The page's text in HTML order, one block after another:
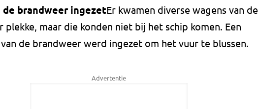
de brandweer ingezetEr kwamen diverse wagens van de
maar die konden niet bij het schip komen. Een
de brandweer werd ingezet om het vuur te blussen.
Advertentie